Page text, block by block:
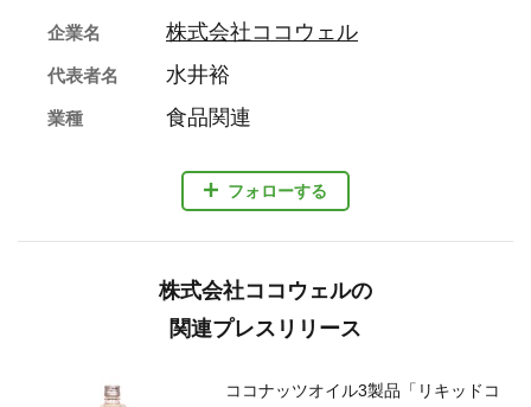
フォローする
企業名 株式会社ココウェル
代表者名 水井裕
業種 食品関連
株式会社ココウェルの
関連プレスリリース
ココナッツオイル3製品「リキッドコ